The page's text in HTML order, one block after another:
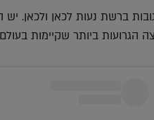
ברשת נעות לכאן ולכאן.
הגרועות ביותר שקיימות